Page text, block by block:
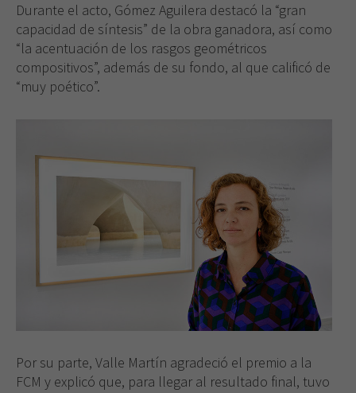
Durante el acto, Gómez Aguilera destacó la “gran
capacidad de síntesis” de la obra ganadora, así como
“la acentuación de los rasgos geométricos
compositivos”, además de su fondo, al que calificó de
“muy poético”.
Por su parte, Valle Martín agradeció el premio a la
FCM y explicó que, para llegar al resultado final, tuvo